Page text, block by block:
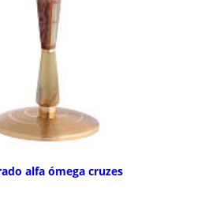
alfa ómega cruzes